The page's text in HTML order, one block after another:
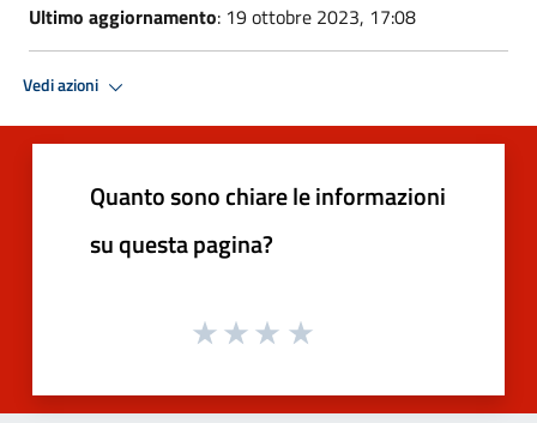
Ultimo aggiornamento: 19 ottobre 2023, 17:08
Vedi azioni
Quanto sono chiare le informazioni
su questa pagina?